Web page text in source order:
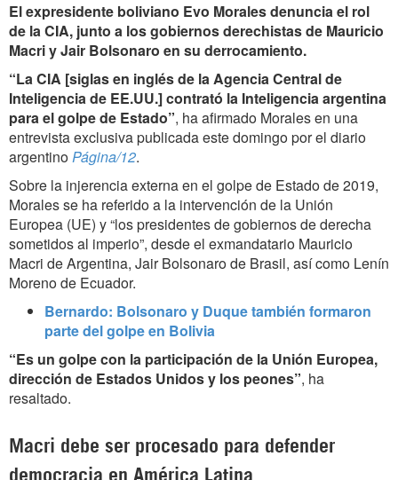
El expresidente boliviano Evo Morales denuncia el rol
de la CIA, junto a los gobiernos derechistas de Mauricio
Macri y Jair Bolsonaro en su derrocamiento.
“La CIA [siglas en inglés de la Agencia Central de
Inteligencia de EE.UU.] contrató la Inteligencia argentina
para el golpe de Estado”, ha afirmado Morales en una
entrevista exclusiva publicada este domingo por el diario
argentinoPágina/12.
Sobre la injerencia externa en el golpe de Estado de 2019,
Morales se ha referido a la intervención de la Unión
Europea (UE) y “los presidentes de gobiernos de derecha
sometidos al imperio”, desde el exmandatario Mauricio
Macri de Argentina, Jair Bolsonaro de Brasil, así como Lenín
Moreno de Ecuador.
Bernardo: Bolsonaro y Duque también formaron
parte del golpe en Bolivia
“Es un golpe con la participación de la Unión Europea,
dirección de Estados Unidos y los peones”, ha
resaltado.
Macri debe ser procesado para defender
democracia en América Latina